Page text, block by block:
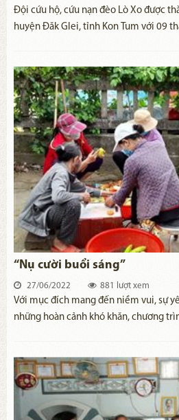
Đội cứu hộ, cứu nạn đèo Lò Xo được
huyện Đăk Glei, tỉnh Kon Tum với 09
“Nụ cười buổi sáng”
27/06/2022 881 lượt xem
​Với mục đích mang đến niềm vui, sự
những hoàn cảnh khó khăn, chương
đảo người dân trong và ngoài xã.